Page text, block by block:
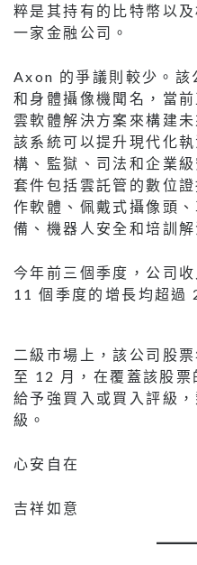
粹是其持有的比特幣以
一家金融公司。
Axon 的爭議則較少。該
和身體攝像機聞名，當
雲軟體解決方案來構建
該系統可以提升現代化
構、監獄、司法和企業
套件包括雲託管的數位
作軟體、佩戴式攝像頭
備、機器人安全和培訓解
今年前三個季度，公司
11 個季度的增長均超過
二級市場上，該公司股
至 12 月，在覆蓋該股
給予強買入或買入評級
級。
⼼安⾃在
吉祥如意